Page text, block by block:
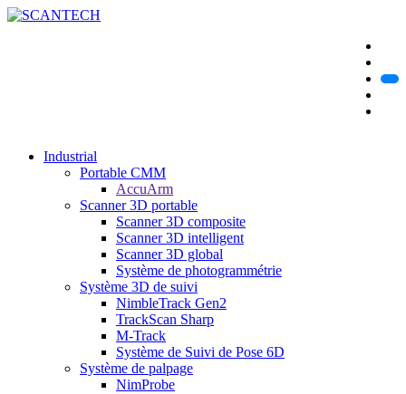
Industrial
Portable CMM
AccuArm
Scanner 3D portable
Scanner 3D composite
Scanner 3D intelligent
Scanner 3D global
Système de photogrammétrie
Système 3D de suivi
NimbleTrack Gen2
TrackScan Sharp
M-Track
Système de Suivi de Pose 6D
Système de palpage
NimProbe